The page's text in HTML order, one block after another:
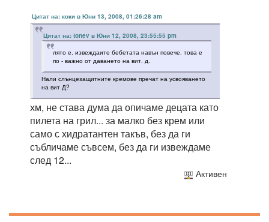
Цитат на: коки в Юни 13, 2008, 01:26:28 am
Цитат на: tonev в Юни 12, 2008, 23:55:55 pm
лято е. извеждаите бебетата навън повече. това е
по - важно от даването на вит. д.
Нали слънцезащитните кремове пречат на усвояването
на вит Д?
хм, не става дума да опичаме децата като
пилета на грил... за малко без крем или
само с хидратантен такъв, без да ги
събличаме съвсем, без да ги извеждаме
след 12...
Активен